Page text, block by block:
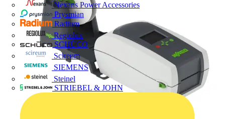
Nexans Power Accessories
Prysmian
Radium
Regiolux
SCHÜCO
Scireum
SIEMENS
Steinel
STRIEBEL & JOHN